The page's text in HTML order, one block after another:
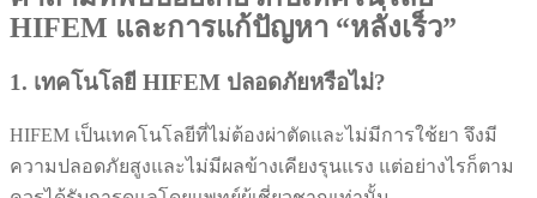
HIFEM และการแก้ปัญหา “หลั่งเร็ว”
1. เทคโนโลยี HIFEM ปลอดภัยหรือไม่?
HIFEM เป็นเทคโนโลยีที่ไม่ต้องผ่าตัดและไม่มีการใช้ยา จึงมี
ความปลอดภัยสูงและไม่มีผลข้างเคียงรุนแรง แต่อย่างไรก็ตาม